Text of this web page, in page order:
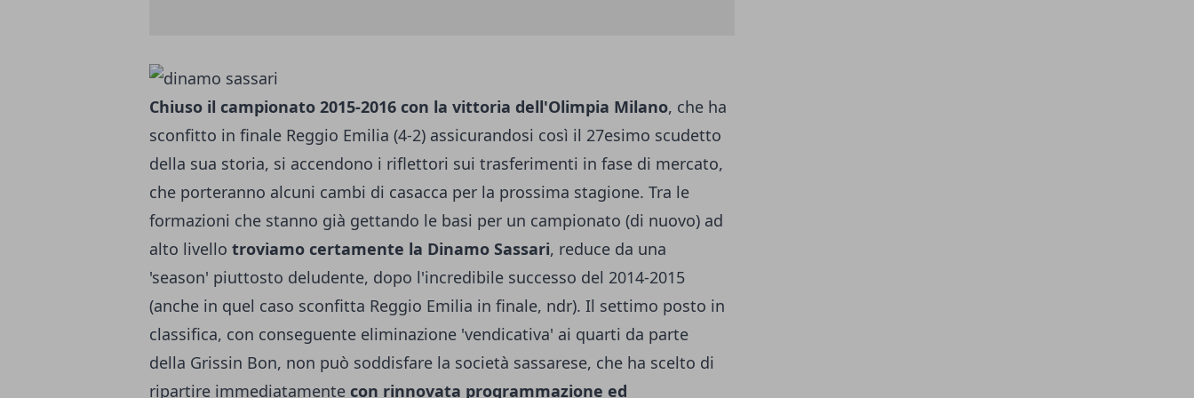
Chiuso il campionato 2015-2016 con la vittoria dell'Olimpia Milano, che ha
sconfitto in finale Reggio Emilia (4-2) assicurandosi così il 27esimo scudetto
della sua storia, si accendono i riflettori sui trasferimenti in fase di mercato,
che porteranno alcuni cambi di casacca per la prossima stagione. Tra le
formazioni che stanno già gettando le basi per un campionato (di nuovo) ad
alto livello troviamo certamente la Dinamo Sassari, reduce da una
'season' piuttosto deludente, dopo l'incredibile successo del 2014-2015
(anche in quel caso sconfitta Reggio Emilia in finale, ndr). Il settimo posto in
classifica, con conseguente eliminazione 'vendicativa' ai quarti da parte
della Grissin Bon, non può soddisfare la società sassarese, che ha scelto di
ripartire immediatamente con rinnovata programmazione ed